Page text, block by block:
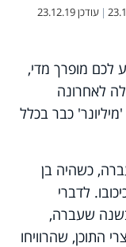
| עודכן23.12.19
לכם מופרך מדי,
לאחרונה
כבר בכלל
כשהיה בן
לדברי
שעברה,
התוכן, שהרוויחו